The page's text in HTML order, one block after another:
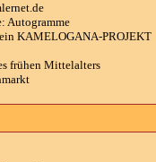
Autogramme
KAMELOGANA-PROJEKT
frühen Mittelalters